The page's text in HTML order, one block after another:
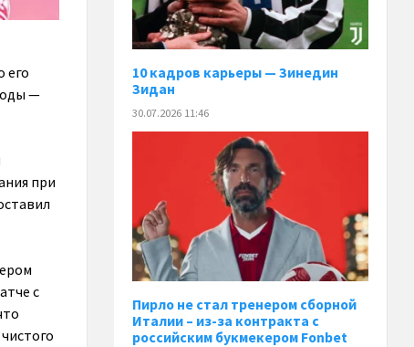
его
—
при
с
10 кадров карьеры — Зинедин
Зидан
30.07.2026 11:46
Пирло не стал тренером сборной
Италии – из-за контракта с
российским букмекером Fonbet